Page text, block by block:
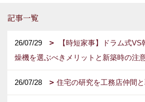
記事一覧
26/07/29
【時短家事】ドラム式VS
燥機を選ぶべきメリットと新築時の注
26/07/28 住宅の研究を工務店仲間